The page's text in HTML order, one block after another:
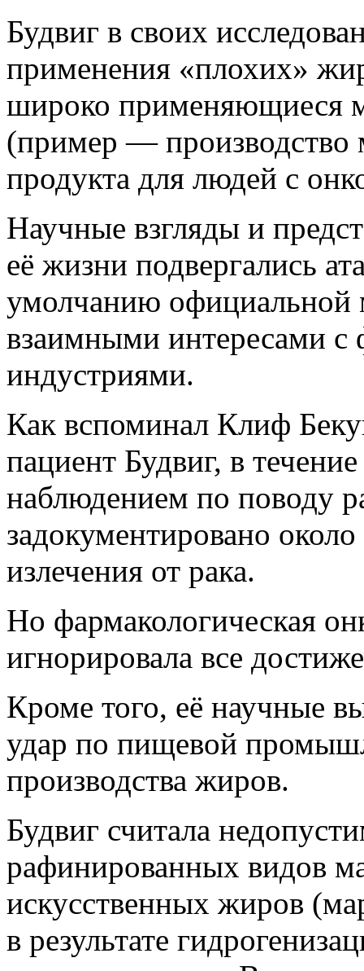
Будвиг в своих
применения «плохих»
широко применяющиеся
(пример — производство
продукта для людей с
Научные взгляды и
её жизни подвергались
умолчанию официальной
взаимными интересами с
индустриями.
Как вспоминал Клиф
пациент Будвиг, в
наблюдением по поводу
задокументировано
излечения от рака.
Но фармакологическая
игнорировала все
Кроме того, её научные
удар по пищевой
производства жиров.
Будвиг считала
рафинированных видов
искусственных жиров
в результате